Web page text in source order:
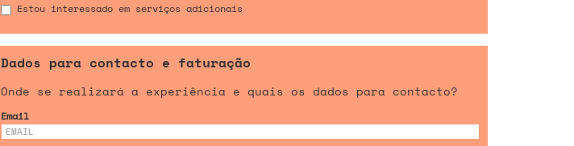
Estou interessado em serviços adicionais
Dados para contacto e faturação
Onde se realizará a experiência e quais os dados para contacto?
Email